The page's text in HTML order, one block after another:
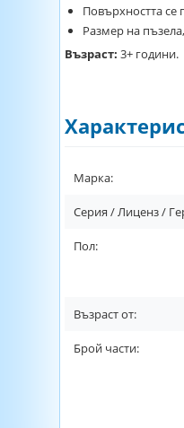
Повърхността се
Размер на
Възраст: 3+ години.
Марка:
Серия / Лиценз /
Пол:
Възраст от:
Брой части: